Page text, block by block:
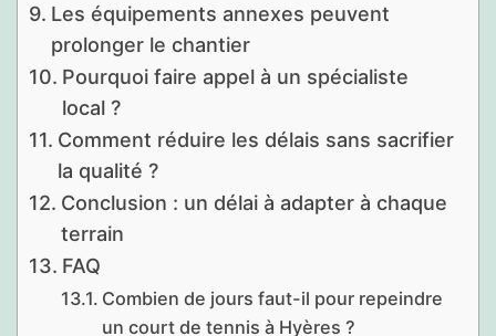
Les équipements annexes peuvent
prolonger le chantier
Pourquoi faire appel à un spécialiste
local ?
Comment réduire les délais sans sacrifier
la qualité ?
Conclusion : un délai à adapter à chaque
terrain
FAQ
Combien de jours faut-il pour repeindre
un court de tennis à Hyères ?